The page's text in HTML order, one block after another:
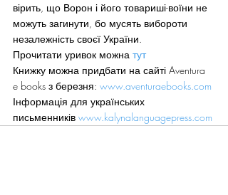
вірить, що Ворон і його товариші-воїни не
можуть загинути, бо мусять вибороти
незалежність своєї України.
Прочитати уривок можна тут
Книжку можна придбати на сайті Aventura
e books з березня: www.aventuraebooks.com
Інформація для українських
письменників www.kalynalanguagepress.com